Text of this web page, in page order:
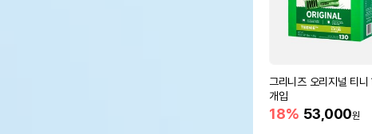
그리니즈 오리지널 티니
개입
18% 53,000원